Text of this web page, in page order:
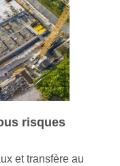
risques
et transfère au